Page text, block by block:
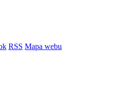
RSS Mapa webu